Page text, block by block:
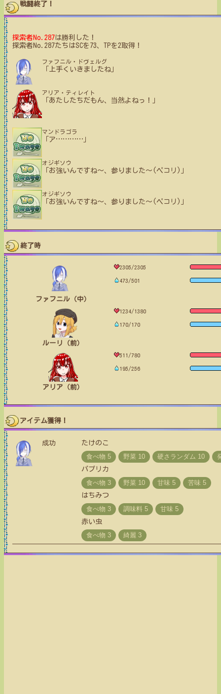
戦闘終了！
探索者No.287は勝利した！
探索者No.287たちはSCを73、TPを2取得！
ファフニル・ドヴェルグ
「上手くいきましたね」
アリア・ティレイト
「あたしたちだもん、当然よねっ！」
マンドラゴラ
「ア…………
オジギソウ
「お強いんですね〜、参りました〜(ペコリ)」
オジギソウ
「お強いんですね〜、参りました〜(ペコリ)」
終了時
ファフニル（中）
2305/2305
473/501
ルーリ（前）
1234/1380
170/170
アリア（前）
511/780
195/256
アイテム獲得！
成功 たけのこ
パプリカ
はちみつ
赤い虫